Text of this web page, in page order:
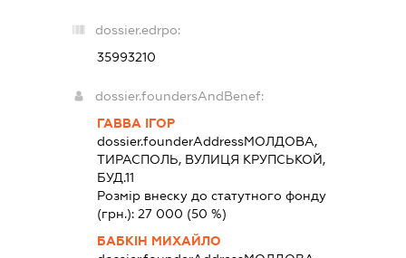
dossier.edrpo:
35993210
dossier.foundersAndBenef:
ГАВВА ІГОР
dossier.founderAddressМОЛДОВА,
ТИРАСПОЛЬ, ВУЛИЦЯ КРУПСЬКОЙ,
БУД.11
Розмір внеску до статутного фонду
(грн.):27 000 (50 %)
БАБКІН МИХАЙЛО